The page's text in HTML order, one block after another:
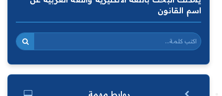
اسم القانون
روابط مهمة